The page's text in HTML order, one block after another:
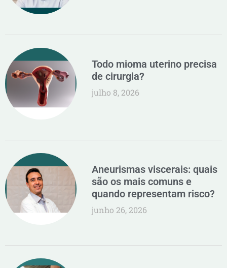
Todo mioma uterino precisa
de cirurgia?
julho 8, 2026
Aneurismas viscerais: quais
são os mais comuns e
quando representam risco?
junho 26, 2026